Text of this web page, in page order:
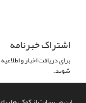
اشتراک خبرنامه
برای دریافت اخبار و
شوید.